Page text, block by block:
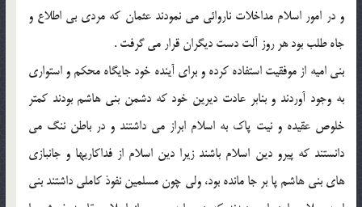
و در امور اسلام مداخلات ناروائى مى نمودند عثمان كه مردى بى اطلاع و
جاه طلب بود هر روز آلت دست ديگران قرار مى گرفت .
بنى اميه از موفقيت استفاده كرده و براى آينده خود جايگاه محكم و استوارى
به وجود آوردند و بنابر عادت ديرين خود كه دشمن بنى هاشم بودند كمتر
خلوص عقيده و نيت پاك به اسلام ابراز مى داشتند و در باطن ننگ مى
دانستند كه پيرو دين اسلام باشند زيرا دين اسلام از فداكاريها و جانبازى
هاى بنى هاشم پا بر جا مانده بود، ولى چون مسلمين نفوذ كاملى داشتند بنى